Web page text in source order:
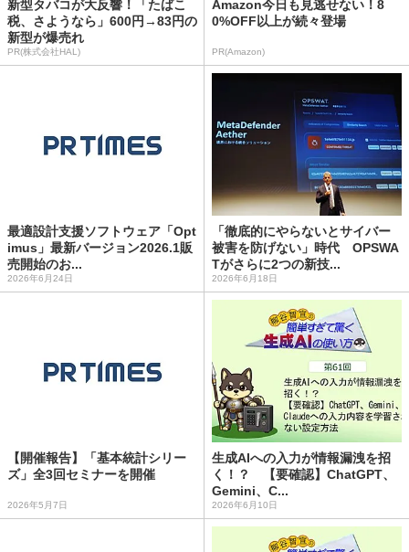
新型タバコが大反響！「たばこ
税、さようなら」600円→83円の
新型が爆売れ
PR(株式会社HAL)
Amazon今日も見逃せない！8
0%OFF以上が続々登場
PR(Amazon)
最適設計支援ソフトウェア「Opt
imus」最新バージョン2026.1販
売開始のお...
2026年6月24日
「徹底的にやらないとサイバー
被害を防げない」時代 OPSWA
Tがさらに2つの新技...
2026年6月18日
【開催報告】「基本統計シリー
ズ」全3回セミナーを開催
2026年5月7日
生成AIへの入力が情報漏洩を招
く！？ 【要確認】ChatGPT、
Gemini、C...
2026年6月10日